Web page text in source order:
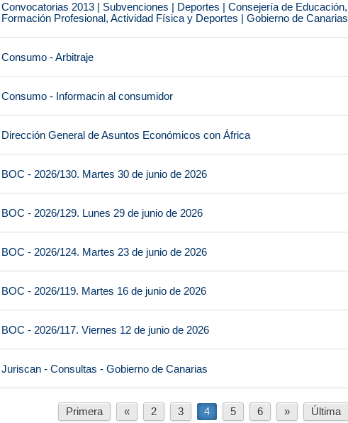
Convocatorias 2013 | Subvenciones | Deportes | Consejería de Educación,
Formación Profesional, Actividad Física y Deportes | Gobierno de Canarias
Consumo - Arbitraje
Consumo - Informacin al consumidor
Dirección General de Asuntos Económicos con África
BOC - 2026/130. Martes 30 de junio de 2026
BOC - 2026/129. Lunes 29 de junio de 2026
BOC - 2026/124. Martes 23 de junio de 2026
BOC - 2026/119. Martes 16 de junio de 2026
BOC - 2026/117. Viernes 12 de junio de 2026
Juriscan - Consultas - Gobierno de Canarias
Primera « 2 3 4 5 6 » Última